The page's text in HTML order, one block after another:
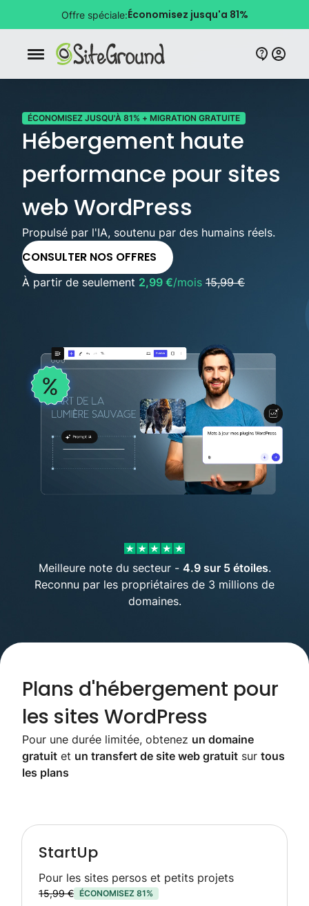
Offre spéciale:Économisez jusqu'a 81%
Bouton de navigation mobile
ÉCONOMISEZ JUSQU'À 81% + MIGRATION GRATUITE
Hébergement haute
performance pour sites
web WordPress
Propulsé par l'IA, soutenu par des humains réels.
CONSULTER NOS OFFRES
À partir de seulement 2,99 €/mois 15,99 €
Meilleure note du secteur - 4.9 sur 5 étoiles.
Reconnu par les propriétaires de 3 millions de
domaines.
Plans d'hébergement pour
les sites WordPress
Pour une durée limitée, obtenez un domaine
gratuit et un transfert de site web gratuit sur tous
les plans
StartUp
Pour les sites persos et petits projets
15,99 € ÉCONOMISEZ 81%